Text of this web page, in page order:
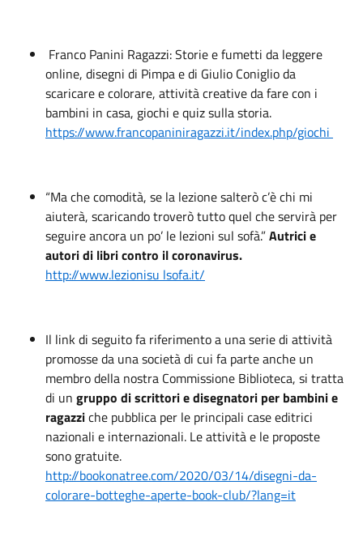
Franco Panini Ragazzi: Storie e fumetti da leggere
online, disegni di Pimpa e di Giulio Coniglio da
scaricare e colorare, attività creative da fare con i
bambini in casa, giochi e quiz sulla storia.
https://www.francopaniniragazzi.it/index.php/giochi
“Ma che comodità, se la lezione salterò c’è chi mi
aiuterà, scaricando troverò tutto quel che servirà per
seguire ancora un po’ le lezioni sul sofà.”Autrici e
autori di libri contro il coronavirus.
http://www.lezionisu lsofa.it/
Il link di seguito fa riferimento a una serie di attività
promosse da una società di cui fa parte anche un
membro della nostra Commissione Biblioteca, si tratta
di un gruppo di scrittori e disegnatori per bambini e
ragazziche pubblica per le principali case editrici
nazionali e internazionali. Le attività e le proposte
sono gratuite.
http://bookonatree.com/2020/03/14/disegni-da-
colorare-botteghe-aperte-book-club/?lang=it